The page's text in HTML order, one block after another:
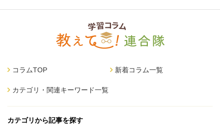
コラムTOP 新着コラム一覧
カテゴリ・関連キーワード一覧
カテゴリから記事を探す